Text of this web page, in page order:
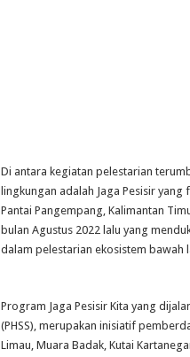
Di antara kegiatan pelestarian
lingkungan adalah Jaga Pesisir
Pantai Pangempang, Kalimantan
bulan Agustus 2022 lalu yang
dalam pelestarian ekosistem bawah
Program Jaga Pesisir Kita yang
(PHSS), merupakan inisiatif
Limau, Muara Badak, Kutai